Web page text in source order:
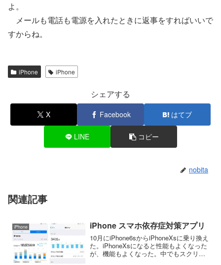
よ。
メールも電話も電源を入れたときに返事をすればいいで
すからね。
iPhone iPhone
シェアする
X Facebook はてブ
LINE コピー
nobita
関連記事
iPhone iPhone スマホ依存症対策アプリ
10月にiPhone6sからiPhoneXsに乗り換え
た。iPhoneXsになると性能もよくなった
が、機能もよくなった。中でもスクリー